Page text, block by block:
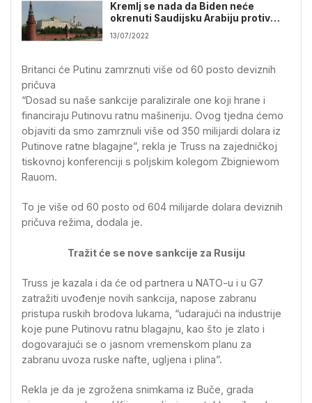
Kremlj se nada da Biden neće
okrenuti Saudijsku Arabiju protiv
Rusije
13/07/2022
Britanci će Putinu zamrznuti više od 60 posto deviznih
pričuva
“Dosad su naše sankcije paralizirale one koji hrane i
financiraju Putinovu ratnu mašineriju. Ovog tjedna ćemo
objaviti da smo zamrznuli više od 350 milijardi dolara iz
Putinove ratne blagajne”, rekla je Truss na zajedničkoj
tiskovnoj konferenciji s poljskim kolegom Zbigniewom
Rauom.
To je više od 60 posto od 604 milijarde dolara deviznih
pričuva režima, dodala je.
Tražit će se nove sankcije za Rusiju
Truss je kazala i da će od partnera u NATO-u i u G7
zatražiti uvođenje novih sankcija, napose zabranu
pristupa ruskih brodova lukama, “udarajući na industrije
koje pune Putinovu ratnu blagajnu, kao što je zlato i
dogovarajući se o jasnom vremenskom planu za
zabranu uvoza ruske nafte, ugljena i plina”.
Rekla je da je zgrožena snimkama iz Buče, grada